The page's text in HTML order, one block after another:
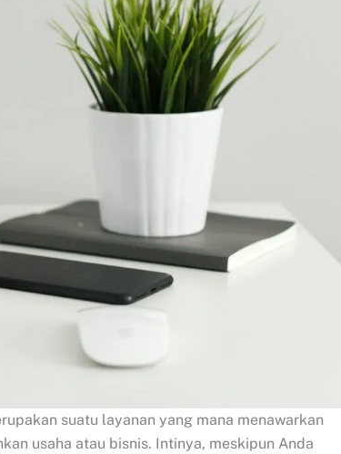
suatu layanan yang mana menawarkan
usaha atau bisnis. Intinya, meskipun Anda